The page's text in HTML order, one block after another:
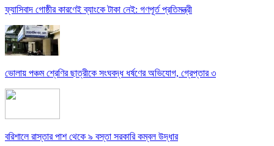
ফ্যাসিবাদ গোষ্ঠীর কারণেই ব্যাংকে টাকা নেই: গণপূর্ত প্রতিমন্ত্রী
ভোলায় পঞ্চম শ্রেণির ছাত্রীকে সংঘবদ্ধ ধর্ষণের অভিযোগ, গ্রেপ্তার ৩
বরিশালে রাস্তার পাশ থেকে ৯ বস্তা সরকারি কম্বল উদ্ধার